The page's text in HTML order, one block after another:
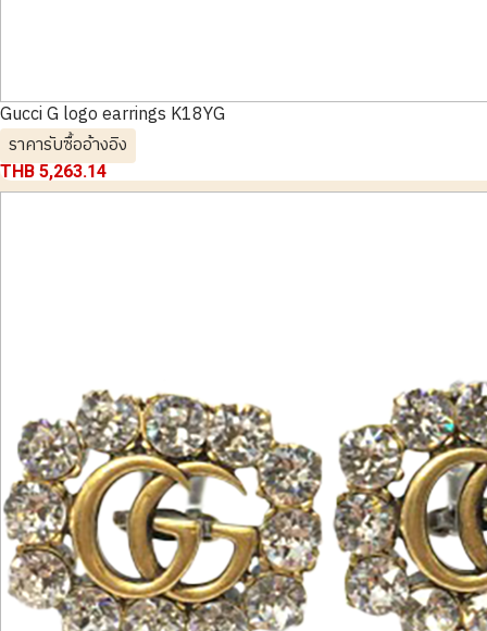
Gucci G logo earrings K18YG
ราคารับซื้ออ้างอิง
THB 5,263.14